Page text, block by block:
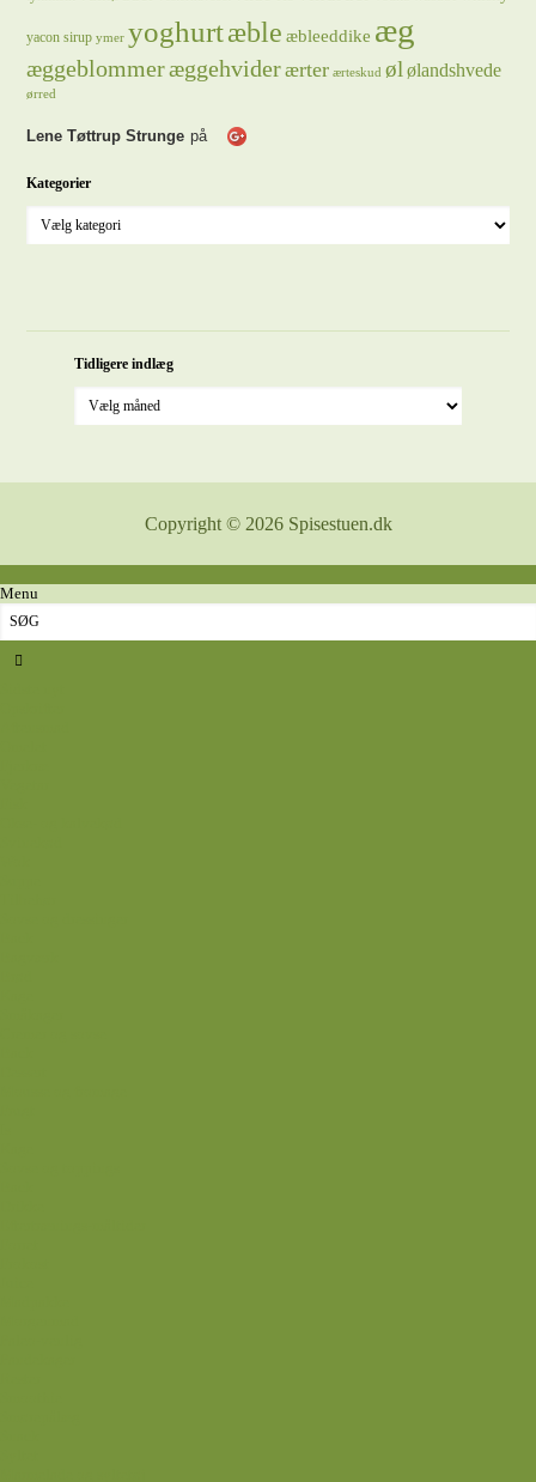
yacon sirup ymer yoghurtæble æbleeddike æg
æggeblommeræggehviderærter ærteskud øl ølandshvede
ørred
Lene Tøttrup Strunge på
Kategorier
Tidligere indlæg
Copyright © 2026 Spisestuen.dk
Menu